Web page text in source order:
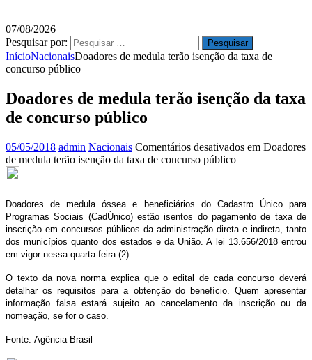
07/08/2026
Pesquisar por:
InícioNacionaisDoadores de medula terão isenção da taxa de
concurso público
Doadores de medula terão isenção da taxa
de concurso público
05/05/2018 admin Nacionais Comentários desativados em Doadores
de medula terão isenção da taxa de concurso público
Doadores de medula óssea e beneficiários do Cadastro Único para
Programas Sociais (CadÚnico) estão isentos do pagamento de taxa de
inscrição em concursos públicos da administração direta e indireta, tanto
dos municípios quanto dos estados e da União. A lei 13.656/2018 entrou
em vigor nessa quarta-feira (2).
O texto da nova norma explica que o edital de cada concurso deverá
detalhar os requisitos para a obtenção do benefício. Quem apresentar
informação falsa estará sujeito ao cancelamento da inscrição ou da
nomeação, se for o caso.
Fonte: Agência Brasil